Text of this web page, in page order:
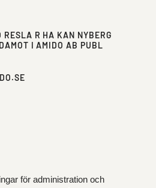
R HA KAN NYBERG
I AMIDO AB PUBL
för administration och